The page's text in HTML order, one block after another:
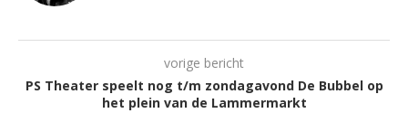
vorige bericht
PS Theater speelt nog t/m zondagavond De Bubbel op
het plein van de Lammermarkt